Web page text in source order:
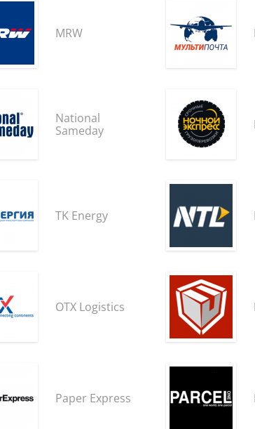
MRW
National
Sameday
TK Energy
OTX Logistics
Paper Express